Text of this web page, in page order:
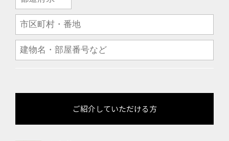
ご紹介していただける方